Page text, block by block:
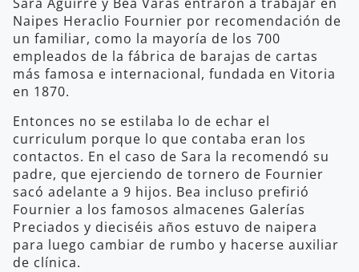
Naipes Heraclio Fournier por recomendación de
un familiar, como la mayoría de los 700
empleados de la fábrica de barajas de cartas
más famosa e internacional, fundada en Vitoria
en 1870.
Entonces no se estilaba lo de echar el
curriculum porque lo que contaba eran los
contactos. En el caso de Sara la recomendó su
padre, que ejerciendo de tornero de Fournier
sacó adelante a 9 hijos. Bea incluso prefirió
Fournier a los famosos almacenes Galerías
Preciados y dieciséis años estuvo de naipera
para luego cambiar de rumbo y hacerse auxiliar
de clínica.